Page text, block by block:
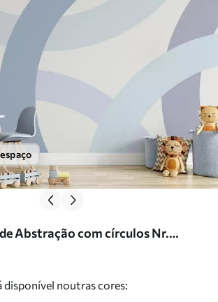
Abstração com círculos Nr.
disponível noutras cores: